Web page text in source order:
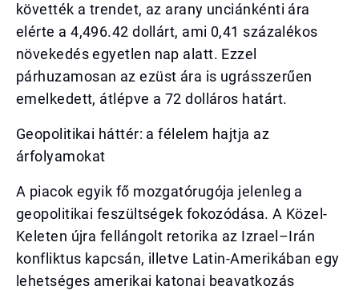
követték a trendet, az arany unciánkénti ára
elérte a 4,496.42 dollárt, ami 0,41 százalékos
növekedés egyetlen nap alatt. Ezzel
párhuzamosan az ezüst ára is ugrásszerűen
emelkedett, átlépve a 72 dolláros határt.
Geopolitikai háttér: a félelem hajtja az
árfolyamokat
A piacok egyik fő mozgatórugója jelenleg a
geopolitikai feszültségek fokozódása. A Közel-
Keleten újra fellángolt retorika az Izrael–Irán
konfliktus kapcsán, illetve Latin-Amerikában egy
lehetséges amerikai katonai beavatkozás